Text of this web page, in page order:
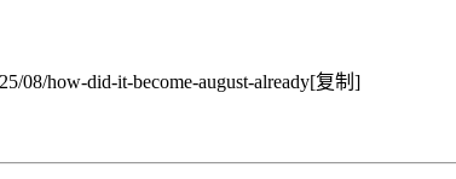
08/how-did-it-become-august-already[复制]